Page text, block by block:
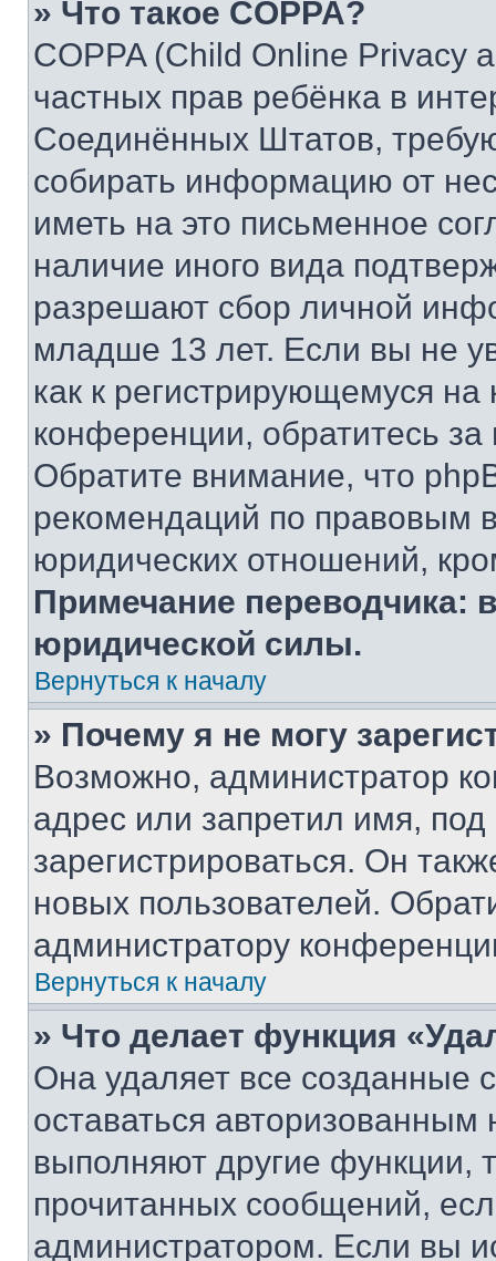
» Что такое COPPA?
COPPA (Child Online Privacy
частных прав ребёнка в
Соединённых Штатов,
собирать информацию от
иметь на это письменное
наличие иного вида
разрешают сбор личной
младше 13 лет. Если вы не
как к регистрирующемуся
конференции, обратитесь
Обратите внимание, что
рекомендаций по правовым
юридических отношений,
Примечание переводчика:
юридической силы.
Вернуться к началу
» Почему я не могу
Возможно, администратор
адрес или запретил имя,
зарегистрироваться. Он
новых пользователей.
администратору
Вернуться к началу
» Что делает функция
Она удаляет все созданные
оставаться
выполняют другие функции,
прочитанных сообщений,
администратором. Если вы